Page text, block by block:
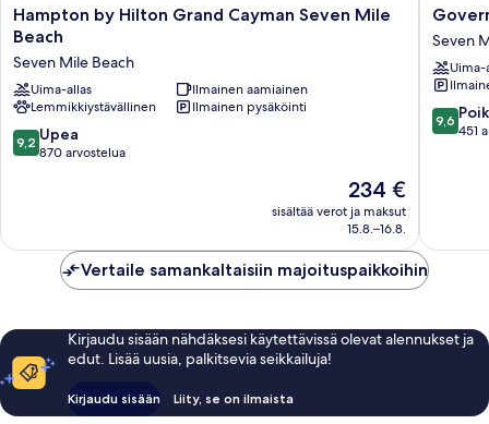
Hampton
by
Grand
Cayman
Seven
Mile
Beach
Hampton by Hilton Grand Cayman Seven Mile
Beach
Seven Mile Beach
Uima-allas
Ilmainen aamiainen
Lemmikkiystävällinen
Ilmainen pysäköinti
9.2
kautta
9,2 Upea
870 arvostelua
Hinta
on
234 €
234 €
sisältää verot ja maksut
15.8.–16.8.
Village
Seven
Mile
Beach
Corridor
Seven
Seven
Uima-
9.6
kautta
9,6
451
Vertaile samankaltaisiin majoituspaikkoihin
Kirjaudu sisään nähdäksesi käytettävissä olevat alennukset ja
edut. Lisää uusia, palkitsevia seikkailuja!
Kirjaudu sisään Liity, se on ilmaista